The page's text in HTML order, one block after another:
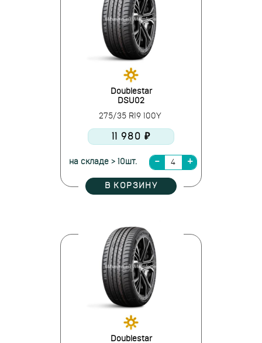
Doublestar
DSU02
275/35 R19 100Y
11 980 ₽
на складе > 10шт.
В КОРЗИНУ
Doublestar